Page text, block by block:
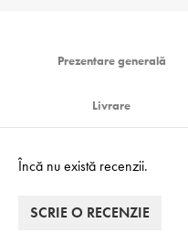
Prezentare generală
Livrare
Încă nu există recenzii.
SCRIE O RECENZIE